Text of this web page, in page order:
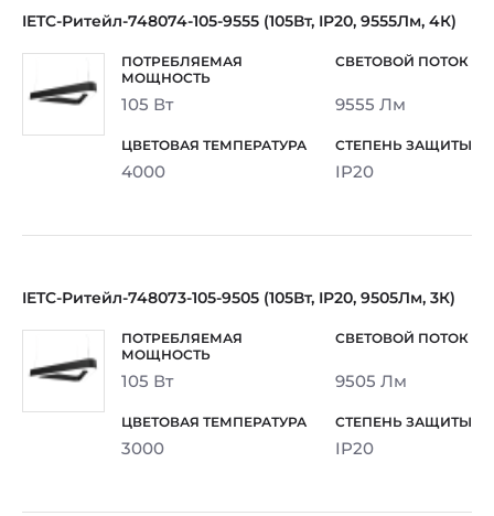
IETC-Ритейл-748074-105-9555 (105Вт, IP20, 9555Лм, 4К)
105 Вт 9555 Лм
4000 IP20
IETC-Ритейл-748073-105-9505 (105Вт, IP20, 9505Лм, 3К)
105 Вт 9505 Лм
3000 IP20